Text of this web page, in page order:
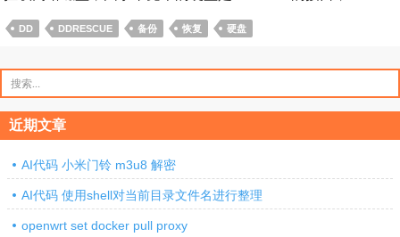
DD DDRESCUE 备份 恢复 硬盘
索：
近期文章
AI代码 小米门铃 m3u8 解密
AI代码 使用shell对当前目录文件名进行整理
openwrt set docker pull proxy